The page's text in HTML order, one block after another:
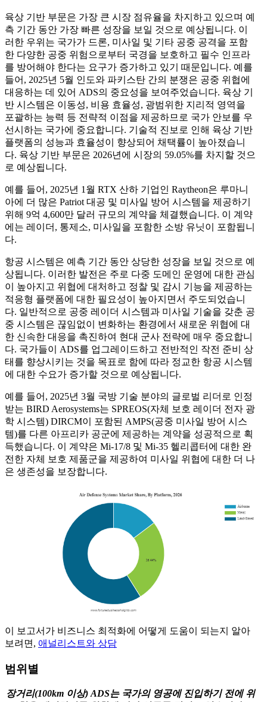
육상 기반 부문은 가장 큰 시장 점유율을 차지하고 있으며 예
측 기간 동안 가장 빠른 성장을 보일 것으로 예상됩니다. 이
러한 우위는 국가가 드론, 미사일 및 기타 공중 공격을 포함
한 다양한 공중 위험으로부터 국경을 보호하고 필수 인프라
를 방어해야 한다는 요구가 증가하고 있기 때문입니다. 예를
들어, 2025년 5월 인도와 파키스탄 간의 분쟁은 공중 위협에
대응하는 데 있어 ADS의 중요성을 보여주었습니다. 육상 기
반 시스템은 이동성, 비용 효율성, 광범위한 지리적 영역을
포괄하는 능력 등 전략적 이점을 제공하므로 국가 안보를 우
선시하는 국가에 중요합니다. 기술적 진보로 인해 육상 기반
플랫폼의 성능과 효율성이 향상되어 채택률이 높아졌습니
다. 육상 기반 부문은 2026년에 시장의 59.05%를 차지할 것으
로 예상됩니다.
예를 들어, 2025년 1월 RTX 산하 기업인 Raytheon은 루마니
아에 더 많은 Patriot 대공 및 미사일 방어 시스템을 제공하기
위해 9억 4,600만 달러 규모의 계약을 체결했습니다. 이 계약
에는 레이더, 통제소, 미사일을 포함한 소방 유닛이 포함됩니
다.
항공 시스템은 예측 기간 동안 상당한 성장을 보일 것으로 예
상됩니다. 이러한 발전은 주로 다중 도메인 운영에 대한 관심
이 높아지고 위협에 대처하고 정찰 및 감시 기능을 제공하는
적응형 플랫폼에 대한 필요성이 높아지면서 주도되었습니
다. 일반적으로 공중 레이더 시스템과 미사일 기술을 갖춘 공
중 시스템은 끊임없이 변화하는 환경에서 새로운 위협에 대
한 신속한 대응을 촉진하여 현대 군사 전략에 매우 중요합니
다. 국가들이 ADS를 업그레이드하고 전반적인 작전 준비 상
태를 향상시키는 것을 목표로 함에 따라 정교한 항공 시스템
에 대한 수요가 증가할 것으로 예상됩니다.
예를 들어, 2025년 3월 국방 기술 분야의 글로벌 리더로 인정
받는 BIRD Aerosystems는 SPREOS(자체 보호 레이더 전자 광
학 시스템) DIRCM이 포함된 AMPS(공중 미사일 방어 시스
템)를 다른 아프리카 공군에 제공하는 계약을 성공적으로 획
득했습니다. 이 계약은 Mi-17/8 및 Mi-35 헬리콥터에 대한 완
전한 자체 보호 제품군을 제공하여 미사일 위협에 대한 더 나
은 생존성을 보장합니다.
이 보고서가 비즈니스 최적화에 어떻게 도움이 되는지 알아
보려면, 애널리스트와 상담
범위별
장거리(100km 이상) ADS는 국가의 영공에 진입하기 전에 위